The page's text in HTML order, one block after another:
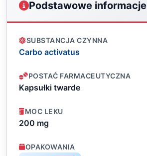
Podstawowe informacje
SUBSTANCJA CZYNNA
Carbo activatus
POSTAĆ FARMACEUTYCZNA
Kapsułki twarde
MOC LEKU
200 mg
OPAKOWANIA